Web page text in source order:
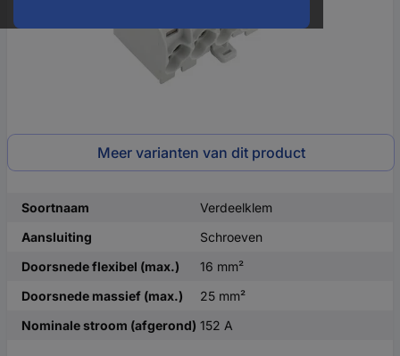
Meer varianten van dit product
Soortnaam
Verdeelklem
Aansluiting
Schroeven
Doorsnede flexibel (max.)
16 mm²
Doorsnede massief (max.)
25 mm²
Nominale stroom (afgerond) 152 A